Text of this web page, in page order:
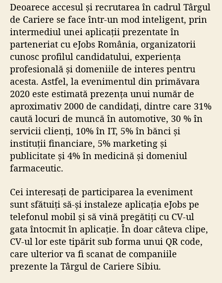
Deoarece accesul și recrutarea în cadrul Târgul
de Cariere se face într-un mod inteligent, prin
intermediul unei aplicații prezentate în
parteneriat cu eJobs România, organizatorii
cunosc profilul candidatului, experiența
profesională și domeniile de interes pentru
acesta. Astfel, la evenimentul din primăvara
2020 este estimată prezența unui număr de
aproximativ 2000 de candidați, dintre care 31%
caută locuri de muncă în automotive, 30 % în
servicii clienți, 10% în IT, 5% în bănci și
instituții financiare, 5% marketing și
publicitate și 4% în medicină și domeniul
farmaceutic.
Cei interesați de participarea la eveniment
sunt sfătuiți să-și instaleze aplicația eJobs pe
telefonul mobil și să vină pregătiți cu CV-ul
gata întocmit în aplicație. În doar câteva clipe,
CV-ul lor este tipărit sub forma unui QR code,
care ulterior va fi scanat de companiile
prezente la Târgul de Cariere Sibiu.